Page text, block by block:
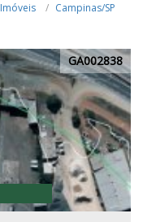
Imóveis
Campinas/SP
GA002838